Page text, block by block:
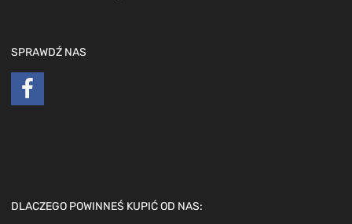
SPRAWDŹ NAS
DLACZEGO POWINNEŚ KUPIĆ OD NAS: